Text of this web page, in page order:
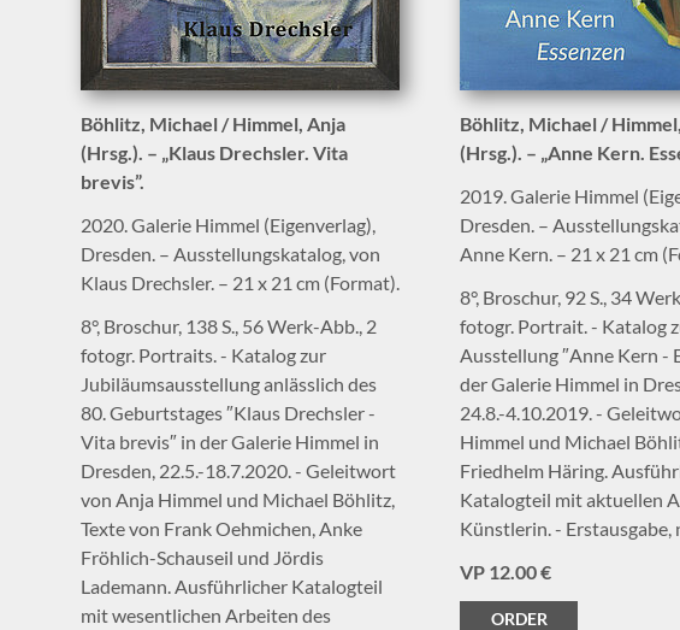
Böhlitz, Michael / Himmel, Anja
(Hrsg.). – „Klaus Drechsler. Vita
brevis”.
2020. Galerie Himmel (Eigenverlag),
Dresden. – Ausstellungskatalog, von
Klaus Drechsler. – 21 x 21 cm (Format).
8°, Broschur, 138 S., 56 Werk-Abb., 2
fotogr. Portraits. - Katalog zur
Jubiläumsausstellung anlässlich des
80. Geburtstages ″Klaus Drechsler -
Vita brevis″ in der Galerie Himmel in
Dresden, 22.5.-18.7.2020. - Geleitwort
von Anja Himmel und Michael Böhlitz,
Texte von Frank Oehmichen, Anke
Fröhlich-Schauseil und Jördis
Lademann. Ausführlicher Katalogteil
mit wesentlichen Arbeiten des
Böhlitz, Michael /
(Hrsg.). – „Anne Kern.
2019. Galerie Himmel
Dresden. –
Anne Kern. – 21 x 21 cm
8°, Broschur, 92 S., 34
fotogr. Portrait. - Katalog
Ausstellung ″Anne Kern -
der Galerie Himmel in
24.8.-4.10.2019. -
Himmel und Michael
Friedhelm Häring.
Katalogteil mit aktuellen
Künstlerin. - Erstausgabe,
VP 12.00 €
ORDER